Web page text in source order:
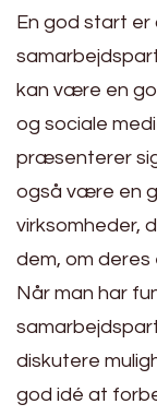
En god start
kan være en
og sociale
præsenterer
også være en
virksomheder,
dem, om
Når man har
diskutere
god idé at